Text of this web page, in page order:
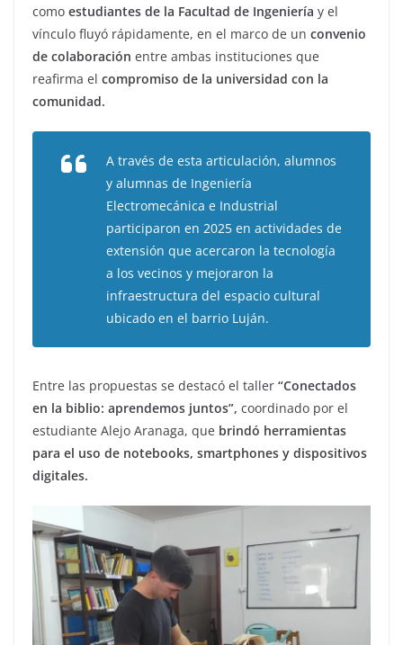
como estudiantes de la Facultad de Ingeniería y el
vínculo fluyó rápidamente, en el marco de un convenio
de colaboración entre ambas instituciones que
reafirma el compromiso de la universidad con la
comunidad.
A través de esta articulación, alumnos
y alumnas de Ingeniería
Electromecánica e Industrial
participaron en 2025 en actividades de
extensión que acercaron la tecnología
a los vecinos y mejoraron la
infraestructura del espacio cultural
ubicado en el barrio Luján.
Entre las propuestas se destacó el taller “Conectados
en la biblio: aprendemos juntos”, coordinado por el
estudiante Alejo Aranaga, que brindó herramientas
para el uso de notebooks, smartphones y dispositivos
digitales.